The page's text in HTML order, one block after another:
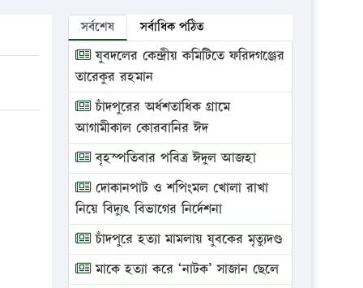
সর্বশেষ সর্বাধিক পঠিত
যুবদলের কেন্দ্রীয় কমিটিতে ফরিদগঞ্জের
তারেকুর রহমান
চাঁদপুরের অর্ধশতাধিক গ্রামে
আগামীকাল কোরবানির ঈদ
বৃহস্পতিবার পবিত্র ঈদুল আজহা
দোকানপাট ও শপিংমল খোলা রাখা
নিয়ে বিদ্যুৎ বিভাগের নির্দেশনা
চাঁদপুরে হত্যা মামলায় যুবকের মৃত্যুদণ্ড
মাকে হত্যা করে ‘নাটক’ সাজান ছেলে